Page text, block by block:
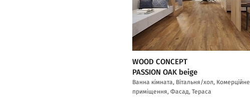
WOOD CONCEPT
PASSION OAK beige
Ванна кімната, Вітальня/хол, Комерційне
приміщення, Фасад, Тераса